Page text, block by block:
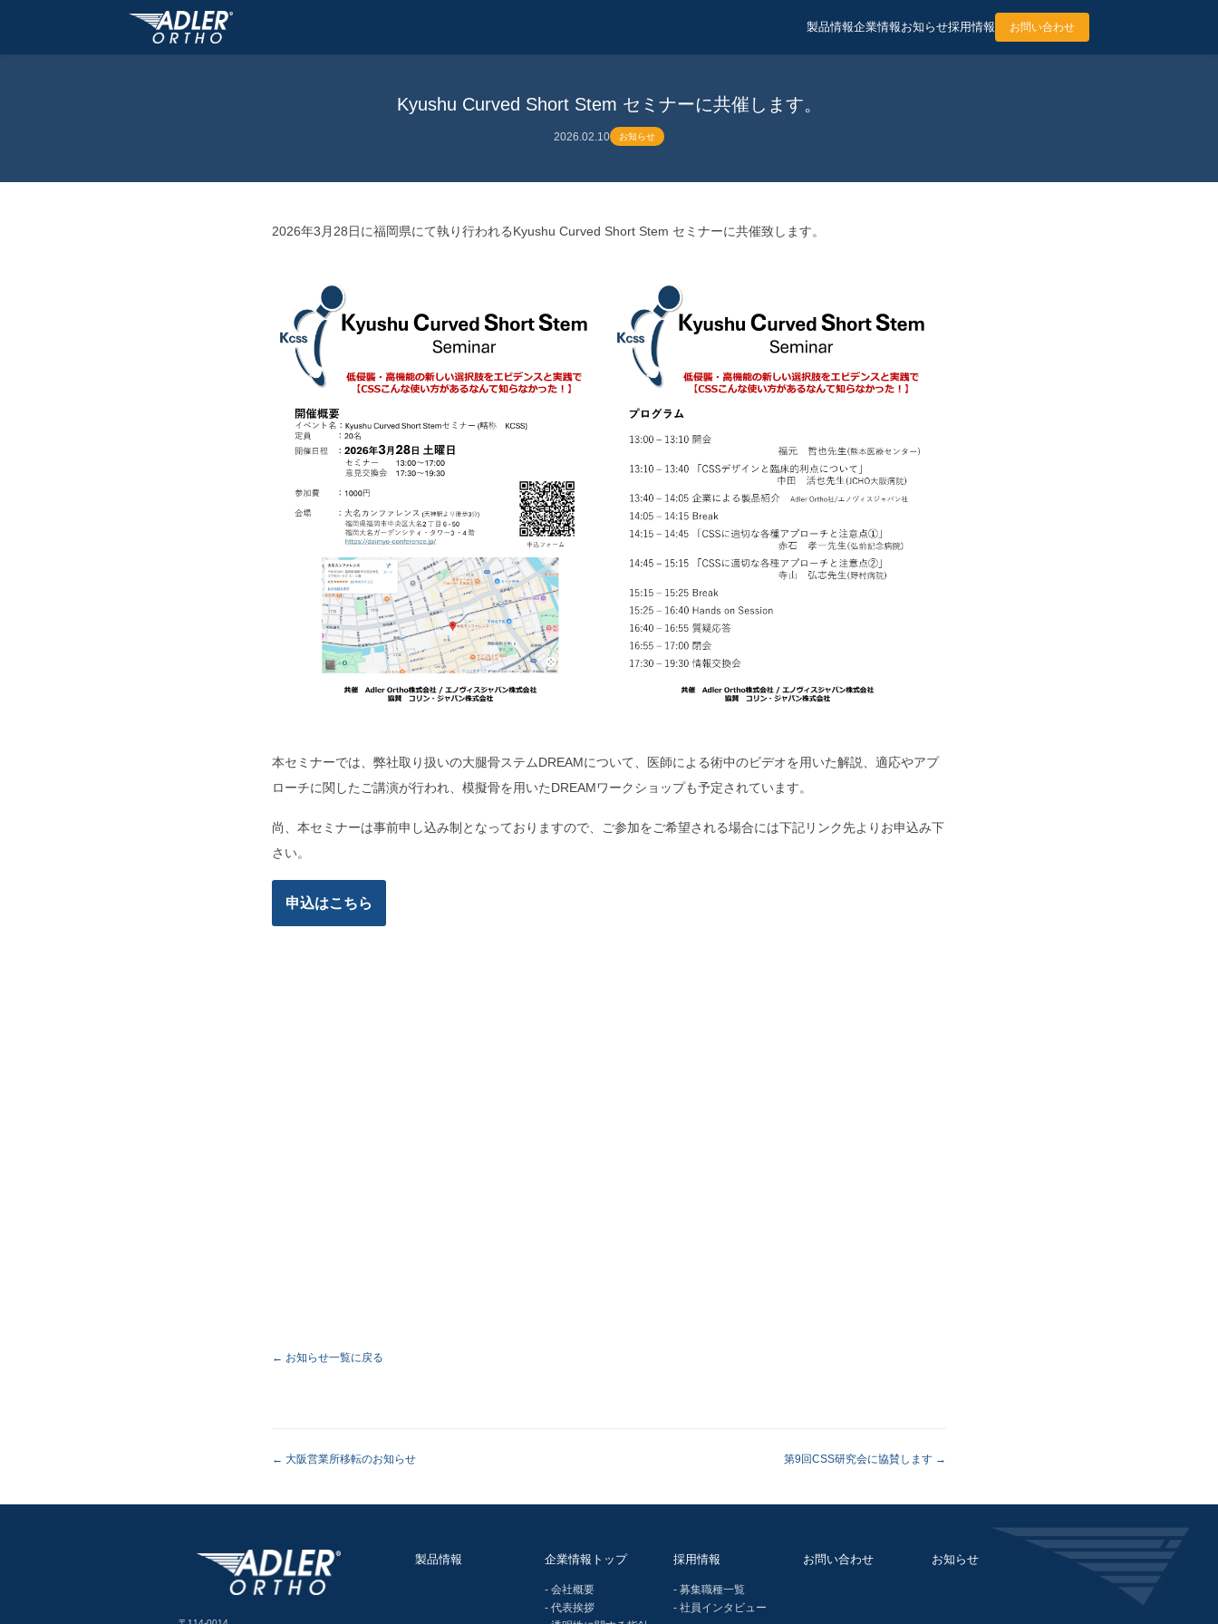
製品情報企業情報お知らせ採用情報 お問い合わせ
Kyushu Curved Short Stem セミナーに共催します。
2026.02.10 お知らせ
2026年3月28日に福岡県にて執り行われるKyushu Curved Short Stem セミナーに共催致します。
本セミナーでは、弊社取り扱いの大腿骨ステムDREAMについて、医師による術中のビデオを用いた解説、適応やアプ
ローチに関したご講演が行われ、模擬骨を用いたDREAMワークショップも予定されています。
尚、本セミナーは事前申し込み制となっておりますので、ご参加をご希望される場合には下記リンク先よりお申込み下
さい。
申込はこちら
← お知らせ一覧に戻る
大阪営業所移転のお知らせ 第9回CSS研究会に協賛します
製品情報 企業情報トップ
- 会社概要
- 代表挨拶
採用情報
- 募集職種一覧
- 社員インタビュー
お問い合わせ お知らせ